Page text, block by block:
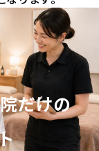
だけの